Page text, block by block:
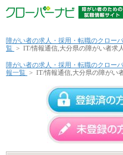
障がい者の求人・採用・転職のクロー
覧 > IT/情報通信,大分県の障がい者求
障がい者の求人・採用・転職のクロー
報一覧 > IT/情報通信,大分県の障がい